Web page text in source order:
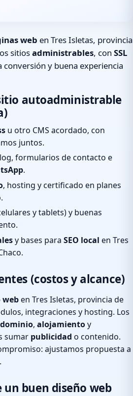
web en Tres Isletas, provincia
sitiosadministrables, con SSL
conversión y buena experiencia
autoadministrable
u otro CMS acordado, con
juntos.
formularios de contacto e
.
, hosting y certificado en planes
y tablets) y buenas
y bases para SEO local en Tres
(costos y alcance)
en Tres Isletas, provincia de
integraciones y hosting. Los
dominio, alojamientoy
sumar publicidad o contenido.
ajustamos propuesta a
un buen diseño web